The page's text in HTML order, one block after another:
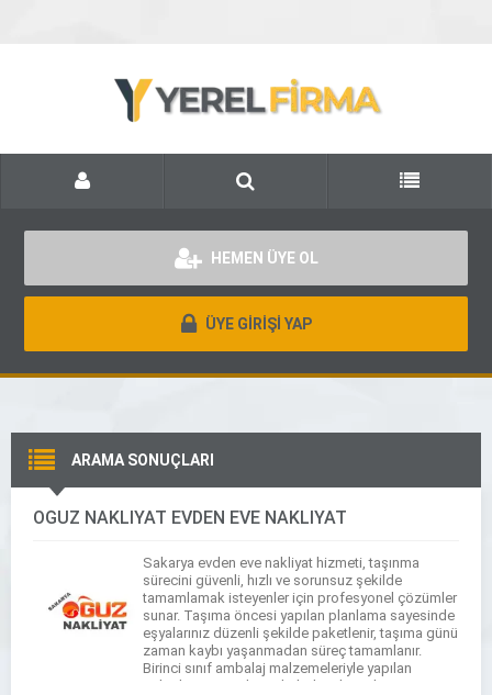
HEMEN ÜYE OL
ÜYE GİRİŞİ YAP
ARAMA SONUÇLARI
OĞUZ NAKLİYAT EVDEN EVE NAKLİYAT
Sakarya evden eve nakliyat hizmeti, taşınma
sürecini güvenli, hızlı ve sorunsuz şekilde
tamamlamak isteyenler için profesyonel çözümler
sunar. Taşıma öncesi yapılan planlama sayesinde
eşyalarınız düzenli şekilde paketlenir, taşıma günü
zaman kaybı yaşanmadan süreç tamamlanır.
Birinci sınıf ambalaj malzemeleriyle yapılan
paketleme, eşyaların darbelere karşı korunmasını